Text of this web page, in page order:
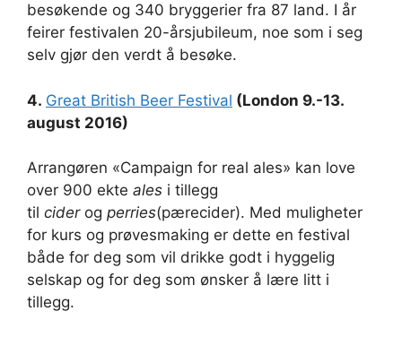
besøkende og 340 bryggerier fra 87 land. I år
feirer festivalen 20-årsjubileum, noe som i seg
selv gjør den verdt å besøke.
4. Great British Beer Festival (London 9.-13.
august 2016)
Arrangøren «Campaign for real ales» kan love
over 900 ekte ales i tillegg
til ciderog perries(pærecider). Med muligheter
for kurs og prøvesmaking er dette en festival
både for deg som vil drikke godt i hyggelig
selskap og for deg som ønsker å lære litt i
tillegg.